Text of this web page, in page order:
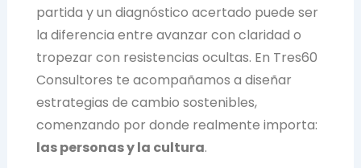
partida y un diagnóstico acertado puede ser
la diferencia entre avanzar con claridad o
tropezar con resistencias ocultas. En Tres60
Consultores te acompañamos a diseñar
estrategias de cambio sostenibles,
comenzando por donde realmente importa:
las personas y la cultura.